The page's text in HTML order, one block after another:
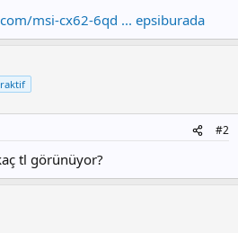
msi-cx62-6qd ... epsiburada
#2
tl görünüyor?